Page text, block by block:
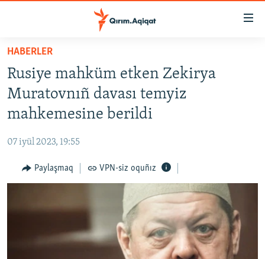
Esas
qaytmaq
Baş
navigatsiyağa
qaytmaq
Qıdıruvğa
qaytmaq
SİYASET
İQTİSADİYAT
MEDENİYET
İNSAN AQLARI
SÜRET
BLOGLAR
HABERLER
Rusiye mahküm etken Zekirya
Muratovnıñ davası temyiz
mahkemesine berildi
07 iyül 2023, 19:55
Paylaşmaq VPN-siz oquñız